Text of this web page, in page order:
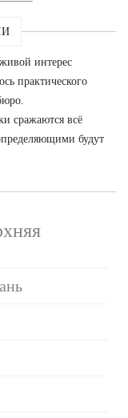
интерес
практического
сражаются всё
будут